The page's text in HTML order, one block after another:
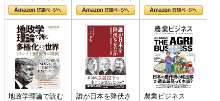
地政学理論で読む
誰が日本を降伏さ
農業ビジネス